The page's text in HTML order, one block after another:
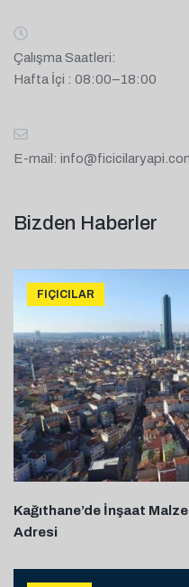
Bizden Haberler
FIÇICILAR
Kağıthane’de İnşaat
Adresi
Çalışma Saatleri:
Hafta İçi : 08:00–18:00
E-mail: